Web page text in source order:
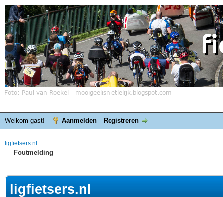
Welkom gast! Aanmelden Registreren
ligfietsers.nl
Foutmelding
ligfietsers.nl